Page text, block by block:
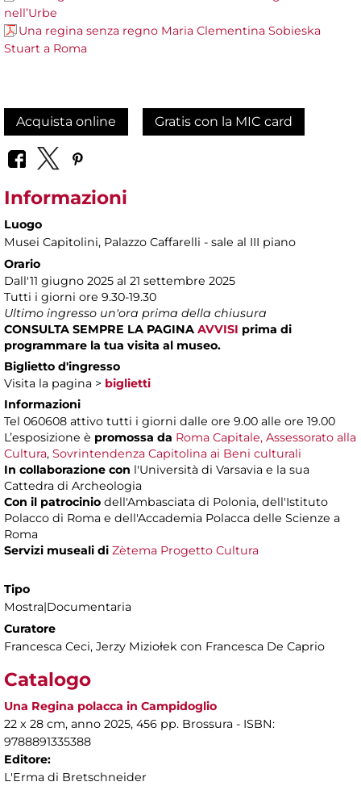
nell’Urbe
Una regina senza regno Maria Clementina Sobieska
Stuart a Roma
Acquista online Gratis con la MIC card
Informazioni
Luogo
Musei Capitolini, Palazzo Caffarelli - sale al III piano
Orario
Dall'11 giugno 2025 al 21 settembre 2025
Tutti i giorni ore 9.30-19.30
Ultimo ingresso un'ora prima della chiusura
CONSULTA SEMPRE LA PAGINA AVVISI prima di
programmare la tua visita al museo.
Biglietto d'ingresso
Visita la pagina > biglietti
Informazioni
Tel 060608 attivo tutti i giorni dalle ore 9.00 alle ore 19.00
L’esposizione è promossa da Roma Capitale, Assessorato alla
Cultura, Sovrintendenza Capitolina ai Beni culturali
In collaborazione con l'Università di Varsavia e la sua
Cattedra di Archeologia
Con il patrocinio dell'Ambasciata di Polonia, dell'Istituto
Polacco di Roma e dell'Accademia Polacca delle Scienze a
Roma
Servizi museali di Zètema Progetto Cultura
Tipo
Mostra|Documentaria
Curatore
Francesca Ceci, Jerzy Miziołek con Francesca De Caprio
Catalogo
Una Regina polacca in Campidoglio
22 x 28 cm, anno 2025, 456 pp. Brossura - ISBN:
9788891335388
Editore:
L'Erma di Bretschneider